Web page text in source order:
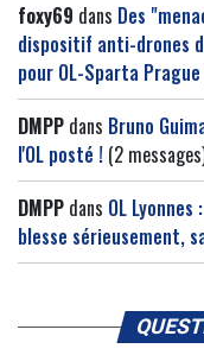
foxy69 dans Des
dispositif anti-drones
pour OL-Sparta Prague
DMPP dans Bruno
l'OL posté ! (2
DMPP dans OL
blesse sérieusement,